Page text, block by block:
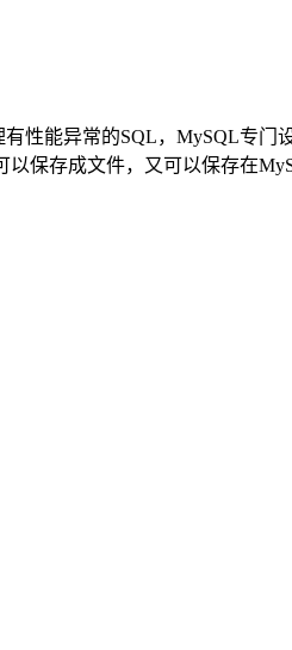
能异常的SQL，MySQL专门
保存成文件，又可以保存在